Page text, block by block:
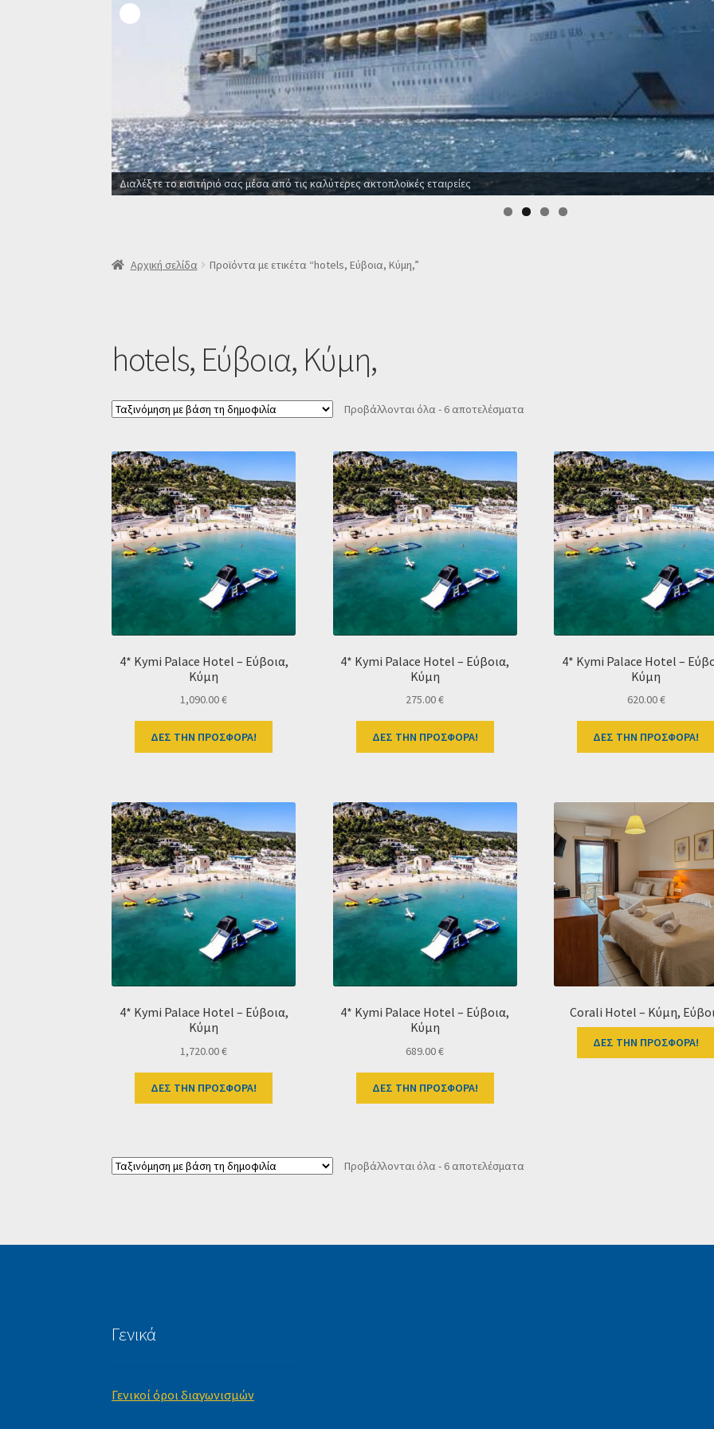
Διαλέξτε το εισιτήριό σας μέσα από τις καλύτερες ακτοπλοϊκές εταιρείες
Αρχική σελίδα Προϊόντα με ετικέτα “hotels, Εύβοια, Κύμη,”
hotels, Εύβοια, Κύμη,
Προβάλλονται όλα - 6 αποτελέσματα
4* Kymi Palace Hotel – Εύβοια,
Κύμη
1,090.00€
ΔΕΣ ΤΗΝ ΠΡΟΣΦΟΡΑ!
4* Kymi Palace Hotel – Εύβοια,
Κύμη
275.00€
ΔΕΣ ΤΗΝ ΠΡΟΣΦΟΡΑ!
4* Kymi Palace Hotel –
Κύμη
620.00€
ΔΕΣ ΤΗΝ ΠΡΟΣΦΟΡΑ!
4* Kymi Palace Hotel – Εύβοια,
Κύμη
1,720.00€
ΔΕΣ ΤΗΝ ΠΡΟΣΦΟΡΑ!
4* Kymi Palace Hotel – Εύβοια,
Κύμη
689.00€
ΔΕΣ ΤΗΝ ΠΡΟΣΦΟΡΑ!
Corali Hotel – Κύμη,
ΔΕΣ ΤΗΝ ΠΡΟΣΦΟΡΑ!
Προβάλλονται όλα - 6 αποτελέσματα
Γενικά
Γενικοί όροι διαγωνισμών